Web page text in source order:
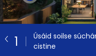
1
Úsáid soilse
cistine